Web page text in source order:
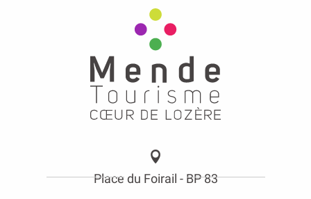
Place du Foirail - BP 83